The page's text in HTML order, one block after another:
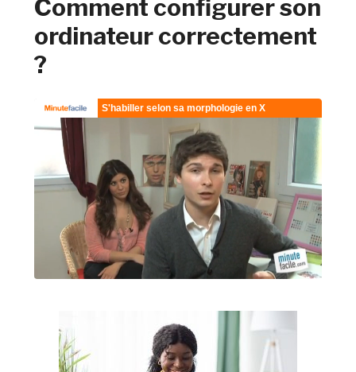
Comment configurer son
ordinateur correctement
?